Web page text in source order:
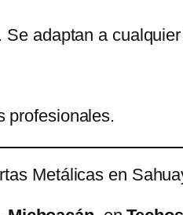
adaptan a
profesionales.
Metálicas en